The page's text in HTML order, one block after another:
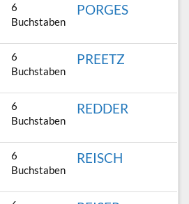
6
Buchstaben
PORGES
6
Buchstaben
PREETZ
6
Buchstaben
REDDER
6
Buchstaben
REISCH